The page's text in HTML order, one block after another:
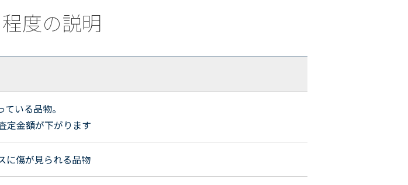
度の説明
いる品物。
定金額が下がります
に傷が見られる品物